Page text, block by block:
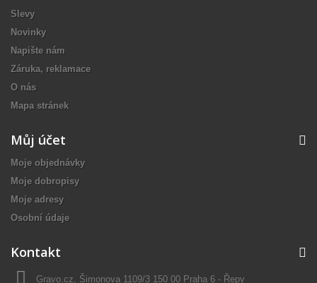
Slevy
Novinky
Napište nám
Záruka, reklamace
O nás
Mapa stránek
Můj účet
Moje objednávky
Moje dobropisy
Moje adresy
Osobní údaje
Kontakt
Gravo.cz, Šimonova 1109/3 150 00 Praha 6 - Řepy